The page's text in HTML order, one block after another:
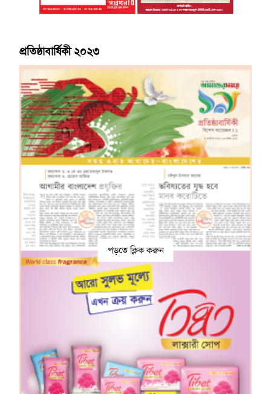
প্রতিষ্ঠাবার্ষিকী ২০২৩
পড়তে ক্লিক করুন